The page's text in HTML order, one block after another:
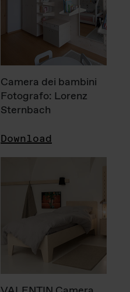
Camera dei bambini
Fotografo: Lorenz
Sternbach
Download